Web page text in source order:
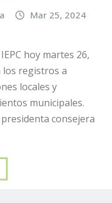
Mar 25, 2024
hoy martes 26,
los registros a
locales y
municipales.
consejera